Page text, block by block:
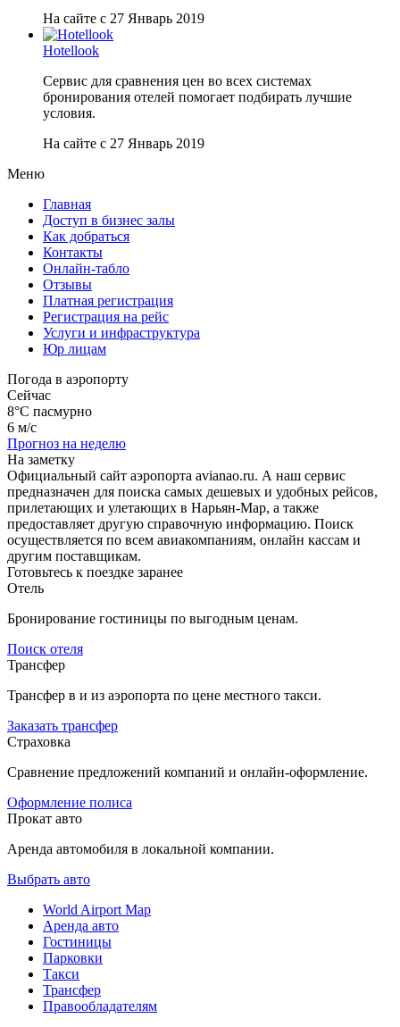
На сайте с 27 Январь 2019
Hotellook
Сервис для сравнения цен во всех системах
бронирования отелей помогает подбирать лучшие
условия.
На сайте с 27 Январь 2019
Меню
Главная
Доступ в бизнес залы
Как добраться
Контакты
Онлайн-табло
Отзывы
Платная регистрация
Регистрация на рейс
Услуги и инфраструктура
Юр лицам
Погода в аэропорту
Сейчас
8°C пасмурно
6 м/с
Прогноз на неделю
На заметку
Официальный сайт аэропорта avianao.ru. А наш сервис
предназначен для поиска самых дешевых и удобных рейсов,
прилетающих и улетающих в Нарьян-Мар, а также
предоставляет другую справочную информацию. Поиск
осуществляется по всем авиакомпаниям, онлайн кассам и
другим поставщикам.
Готовьтесь к поездке заранее
Отель
Бронирование гостиницы по выгодным ценам.
Поиск отеля
Трансфер
Трансфер в и из аэропорта по цене местного такси.
Заказать трансфер
Страховка
Сравнение предложений компаний и онлайн-оформление.
Оформление полиса
Прокат авто
Аренда автомобиля в локальной компании.
Выбрать авто
World Airport Map
Аренда авто
Гостиницы
Парковки
Такси
Трансфер
Правообладателям